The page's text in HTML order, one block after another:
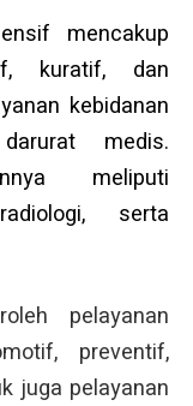
mencakup
kuratif, dan
kebidanan
medis.
meliputi
serta
pelayanan
preventif,
juga pelayanan